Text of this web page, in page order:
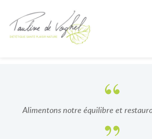
Alimentons notre équilibre et